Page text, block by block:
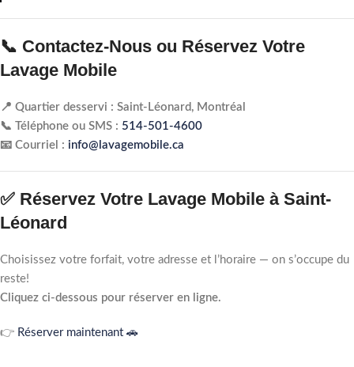
📞 Contactez-Nous ou Réservez Votre
Lavage Mobile
📍 Quartier desservi : Saint-Léonard, Montréal
📞 Téléphone ou SMS : 514-501-4600
📧 Courriel : info@lavagemobile.ca
✅ Réservez Votre Lavage Mobile à Saint-
Léonard
Choisissez votre forfait, votre adresse et l’horaire — on s’occupe du
reste!
Cliquez ci-dessous pour réserver en ligne.
👉 Réserver maintenant 🚗